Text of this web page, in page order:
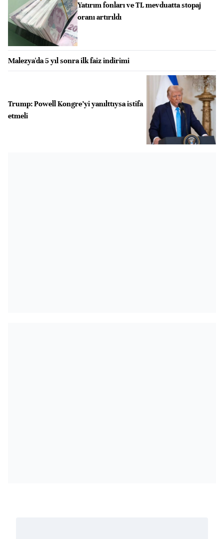
Yatırım fonları ve TL mevduatta stopaj
oranı artırıldı
Malezya'da 5 yıl sonra ilk faiz indirimi
Trump: Powell Kongre’yi yanılttıysa istifa
etmeli